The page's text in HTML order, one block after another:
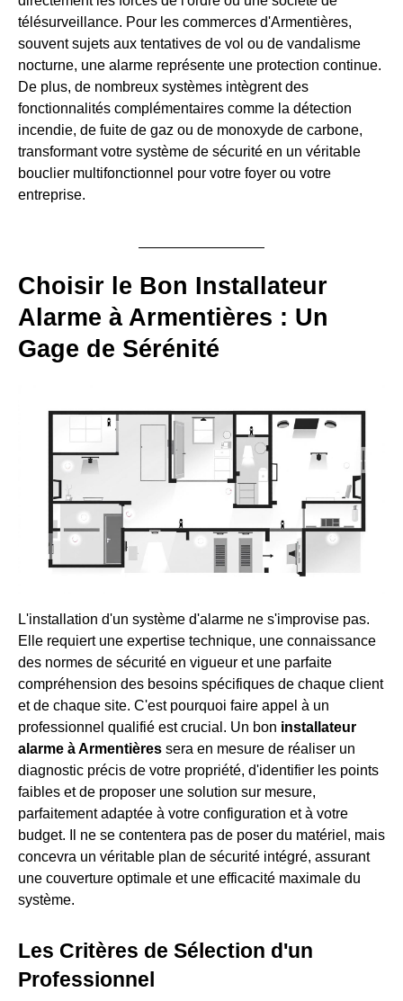
télésurveillance. Pour les commerces d'Armentières,
souvent sujets aux tentatives de vol ou de vandalisme
nocturne, une alarme représente une protection continue.
De plus, de nombreux systèmes intègrent des
fonctionnalités complémentaires comme la détection
incendie, de fuite de gaz ou de monoxyde de carbone,
transformant votre système de sécurité en un véritable
bouclier multifonctionnel pour votre foyer ou votre
entreprise.
Choisir le Bon Installateur
Alarme à Armentières : Un
Gage de Sérénité
L'installation d'un système d'alarme ne s'improvise pas.
Elle requiert une expertise technique, une connaissance
des normes de sécurité en vigueur et une parfaite
compréhension des besoins spécifiques de chaque client
et de chaque site. C'est pourquoi faire appel à un
professionnel qualifié est crucial. Un bon installateur
alarme à Armentières sera en mesure de réaliser un
diagnostic précis de votre propriété, d'identifier les points
faibles et de proposer une solution sur mesure,
parfaitement adaptée à votre configuration et à votre
budget. Il ne se contentera pas de poser du matériel, mais
concevra un véritable plan de sécurité intégré, assurant
une couverture optimale et une efficacité maximale du
système.
Les Critères de Sélection d'un
Professionnel